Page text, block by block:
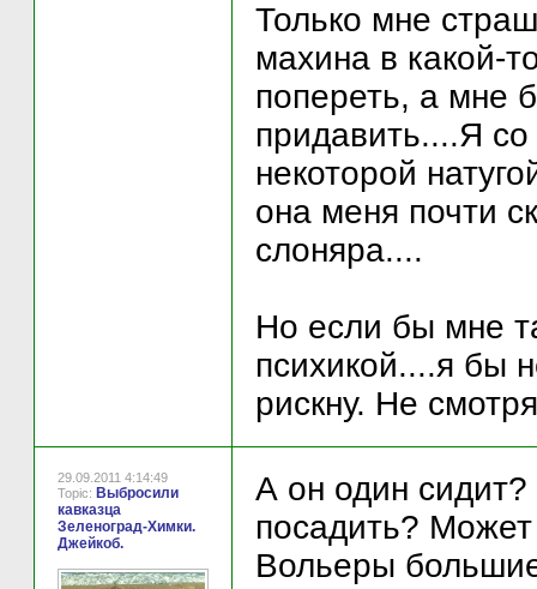
Только мне
махина в какой-
попереть, а мне
придавить....Я
некоторой
она меня почти
слоняра....
Но если бы мне
психикой....я бы
рискну. Не
29.09.2011 4:14:49
Topic: Выбросили
кавказца
Зеленоград-Химки.
Джейкоб.
А он один сидит?
посадить? Может
Вольеры